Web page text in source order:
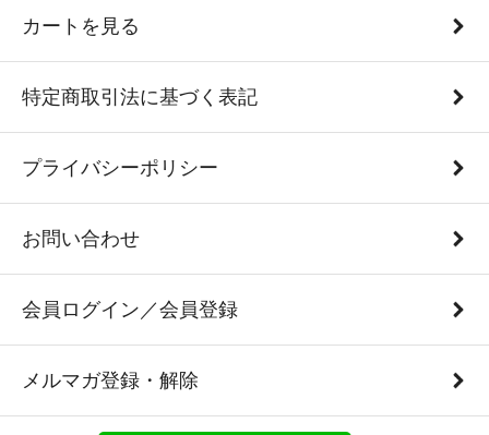
カートを見る
特定商取引法に基づく表記
プライバシーポリシー
お問い合わせ
会員ログイン／会員登録
メルマガ登録・解除